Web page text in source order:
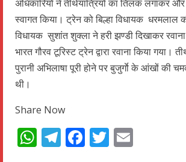
अधिकारियों ने तीर्थयात्रियों का तिलक लगाकर
स्वागत किया। ट्रेन को बिल्हा विधायक धरमलाल
विधायक सुशांत शुक्ला ने हरी झण्डी दिखाकर
भारत गौरव टूरिस्ट ट्रेन द्वारा रवाना किया गया।
पुरानी अभिलाषा पूरी होने पर बुजुर्गाे के आंखों की
थी।
Share Now
WhatsApp
Telegram
Facebook
Twitter